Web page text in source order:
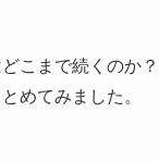
こまで続くのか
めてみました。